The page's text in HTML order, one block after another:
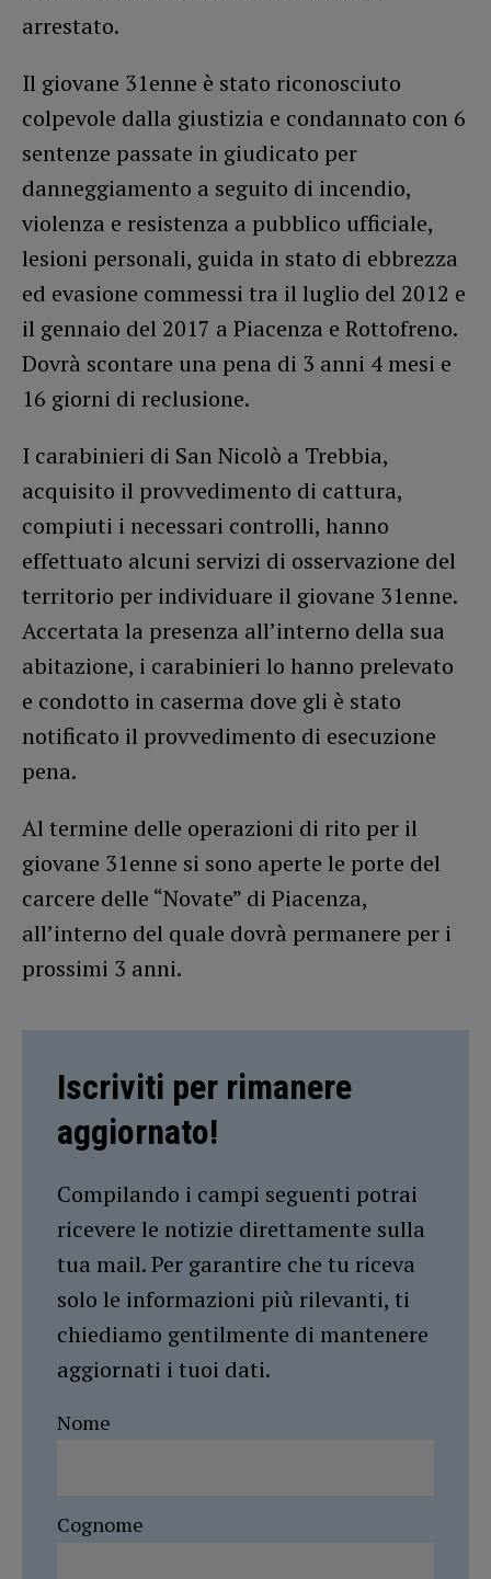
arrestato.
Il giovane 31enne è stato riconosciuto
colpevole dalla giustizia e condannato con 6
sentenze passate in giudicato per
danneggiamento a seguito di incendio,
violenza e resistenza a pubblico ufficiale,
lesioni personali, guida in stato di ebbrezza
ed evasione commessi tra il luglio del 2012 e
il gennaio del 2017 a Piacenza e Rottofreno.
Dovrà scontare una pena di 3 anni 4 mesi e
16 giorni di reclusione.
I carabinieri di San Nicolò a Trebbia,
acquisito il provvedimento di cattura,
compiuti i necessari controlli, hanno
effettuato alcuni servizi di osservazione del
territorio per individuare il giovane 31enne.
Accertata la presenza all’interno della sua
abitazione, i carabinieri lo hanno prelevato
e condotto in caserma dove gli è stato
notificato il provvedimento di esecuzione
pena.
Al termine delle operazioni di rito per il
giovane 31enne si sono aperte le porte del
carcere delle “Novate” di Piacenza,
all’interno del quale dovrà permanere per i
prossimi 3 anni.
Iscriviti per rimanere
aggiornato!
Compilando i campi seguenti potrai
ricevere le notizie direttamente sulla
tua mail. Per garantire che tu riceva
solo le informazioni più rilevanti, ti
chiediamo gentilmente di mantenere
aggiornati i tuoi dati.
Nome
Cognome